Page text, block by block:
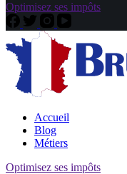
Optimisez ses impôts
Accueil
Blog
Métiers
Optimisez ses impôts